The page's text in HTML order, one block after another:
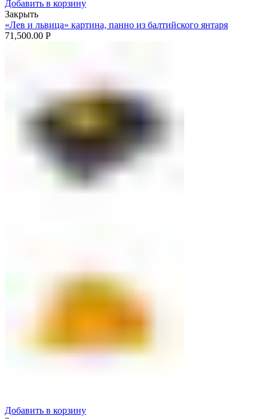
Добавить в корзину
Закрыть
«Лев и львица» картина, панно из балтийского янтаря
71,500.00 Р
Добавить в корзину